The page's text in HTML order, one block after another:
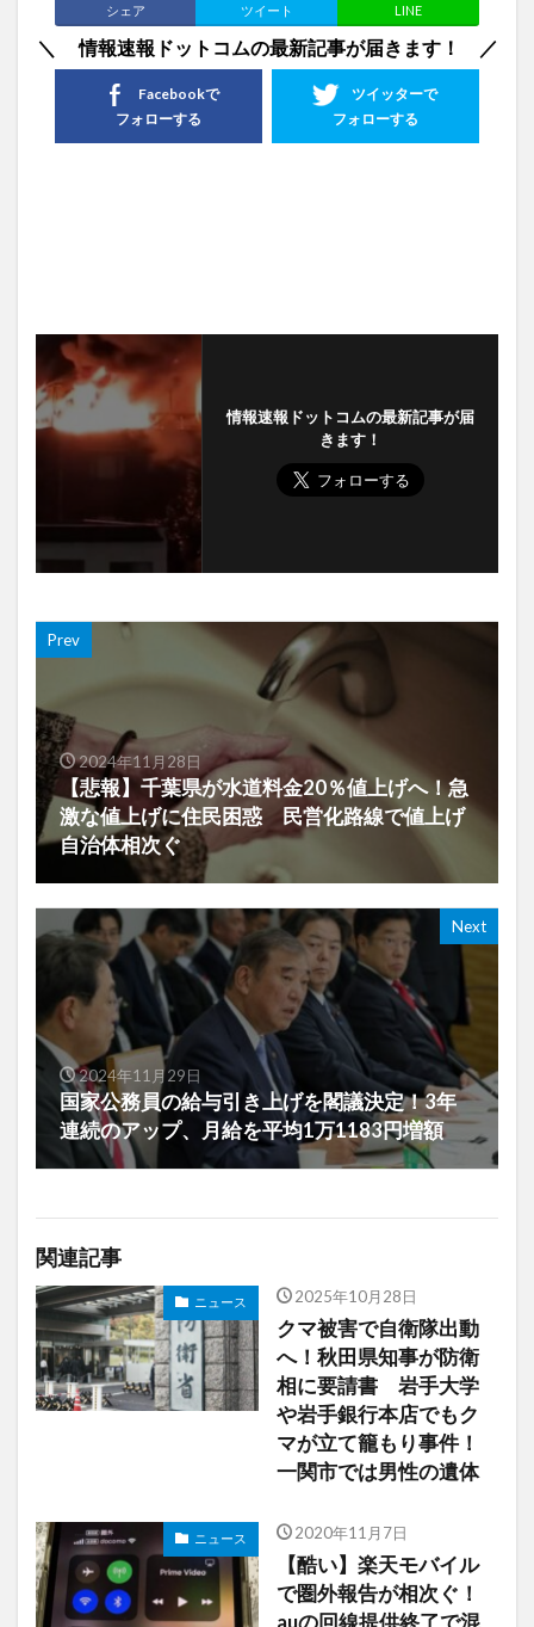
シェア ツイート LINE
＼ 情報速報ドットコムの最新記事が届きます！ ／
ツイッターで
フォローする
Facebookで
フォローする
情報速報ドットコムの最新記事が届
きます！
Prev
2024年11月28日
【悲報】千葉県が水道料金20％値上げへ！急
激な値上げに住民困惑 民営化路線で値上げ
自治体相次ぐ
Next
2024年11月29日
国家公務員の給与引き上げを閣議決定！3年
連続のアップ、月給を平均1万1183円増額
関連記事
ニュース 2025年10月28日
クマ被害で自衛隊出動
へ！秋田県知事が防衛
相に要請書 岩手大学
や岩手銀行本店でもク
マが立て籠もり事件！
一関市では男性の遺体
ニュース 2020年11月7日
【酷い】楽天モバイル
で圏外報告が相次ぐ！
auの回線提供終了で混